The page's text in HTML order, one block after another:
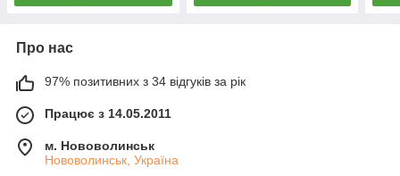
Про нас
97% позитивних з 34 відгуків за рік
Працює з 14.05.2011
м. Нововолинськ
Нововолинськ, Україна